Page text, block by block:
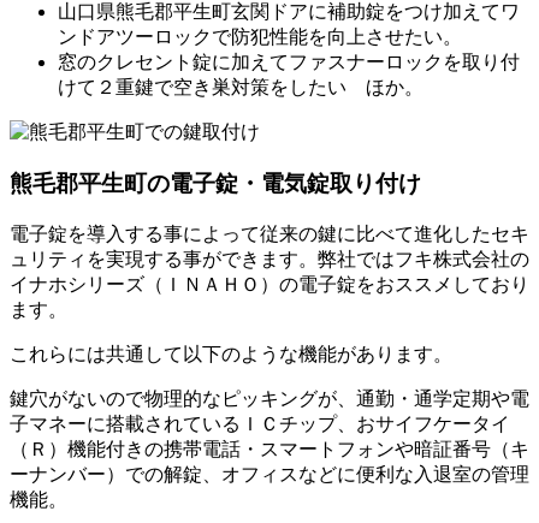
山口県熊毛郡平生町玄関ドアに補助錠をつけ加えてワ
ンドアツーロックで防犯性能を向上させたい。
窓のクレセント錠に加えてファスナーロックを取り付
けて２重鍵で空き巣対策をしたい ほか。
熊毛郡平生町の電子錠・電気錠取り付け
電子錠を導入する事によって従来の鍵に比べて進化したセキ
ュリティを実現する事ができます。弊社ではフキ株式会社の
イナホシリーズ（ＩＮＡＨＯ）の電子錠をおススメしており
ます。
これらには共通して以下のような機能があります。
鍵穴がないので物理的なピッキングが、通勤・通学定期や電
子マネーに搭載されているＩＣチップ、おサイフケータイ
（Ｒ）機能付きの携帯電話・スマートフォンや暗証番号（キ
ーナンバー）での解錠、オフィスなどに便利な入退室の管理
機能。